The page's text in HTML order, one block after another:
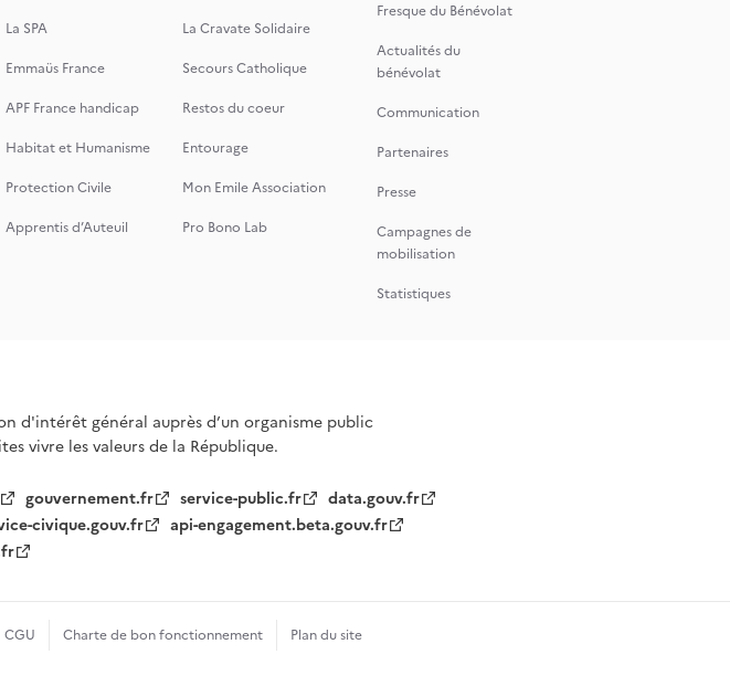
La SPA
La Cravate Solidaire
Emmaüs France
Secours Catholique
APF France handicap
Restos du coeur
Habitat et Humanisme
Entourage
Protection Civile
Mon Emile Association
Apprentis d’Auteuil
Pro Bono Lab
Fresque du Bénévolat
Actualités du
bénévolat
Communication
Partenaires
Presse
Campagnes de
mobilisation
Statistiques
d'intérêt général auprès d’un organisme public
vivre les valeurs de la République.
gouvernement.fr service-public.fr
data.gouv.fr
civique.gouv.fr
api-engagement.beta.gouv.fr
CGU Charte de bon fonctionnement
Plan du site